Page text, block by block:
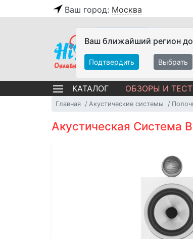
Ваш город: Москва
Ваш ближайший регион
Подтвердить Выбрать
КАТАЛОГ ОБЗОРЫ И
Главная Акустические системы
Акустическая Система